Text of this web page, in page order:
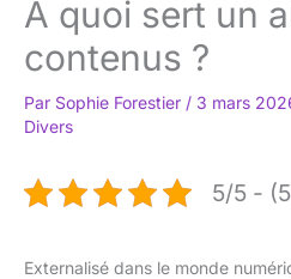
À quoi sert un
contenus ?
Par Sophie Forestier / 3 mars
Divers
5/5 -
Externalisé dans le monde